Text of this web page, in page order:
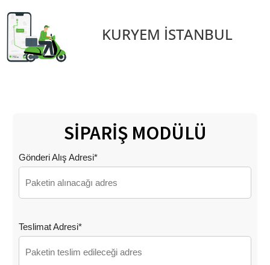
KURYEM İSTANBUL
SİPARİŞ MODÜLÜ
Gönderi Alış Adresi*
Teslimat Adresi*